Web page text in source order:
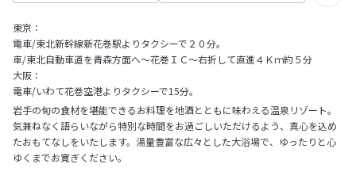
東京：
電車/東北新幹線新花巻駅よりタクシーで２０分。
車/東北自動車道を青森方面へ～花巻ＩＣ～右折して直進４Ｋｍ約５分
大阪：
電車/いわて花巻空港よりタクシーで15分。
岩手の旬の食材を堪能できるお料理を地酒とともに味わえる温泉リゾート。
気兼ねなく語らいながら特別な時間をお過ごしいただけるよう、真心を込め
たおもてなしをいたします。湯量豊富な広々とした大浴場で、ゆったりと心
ゆくまでお寛ぎください。